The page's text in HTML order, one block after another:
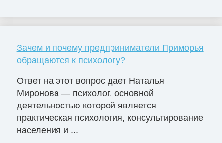
Зачем и почему предприниматели Приморья
обращаются к психологу?
Ответ на этот вопрос дает Наталья
Миронова — психолог, основной
деятельностью которой является
практическая психология, консультирование
населения и ...